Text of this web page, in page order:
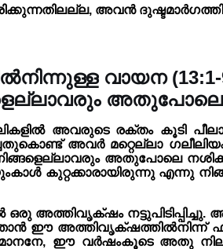
അവൻ
വായന (13:1-
അതുപോലെ
അവരുടെ രക്‌തം കൂടി
അവർ മറ്റെല്ലാ
അതുപോലെ
കുറ്റക്കാരായിരുന്നു എന്നു
അത്തിവൃക്‌ഷം
ഈ അത്തിവൃക്‌ഷത്തിൽനിന്ന്
ഈ വർഷംകൂടെ അതു